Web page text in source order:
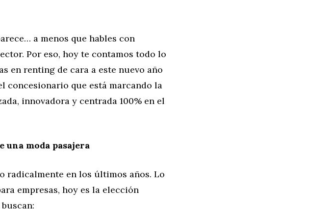
a menos que hables con
Por eso, hoy te contamos todo lo
en renting de cara a este nuevo año
concesionario que está marcando la
innovadora y centrada 100% en el
una moda pasajera
radicalmente en los últimos años. Lo
empresas, hoy es la elección